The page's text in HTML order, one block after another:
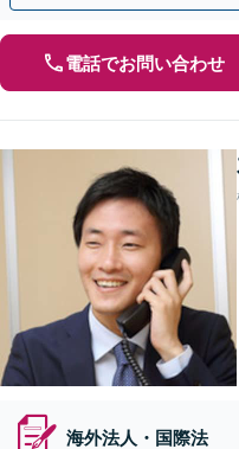
電話でお問い合わせ
海外法人・国際法